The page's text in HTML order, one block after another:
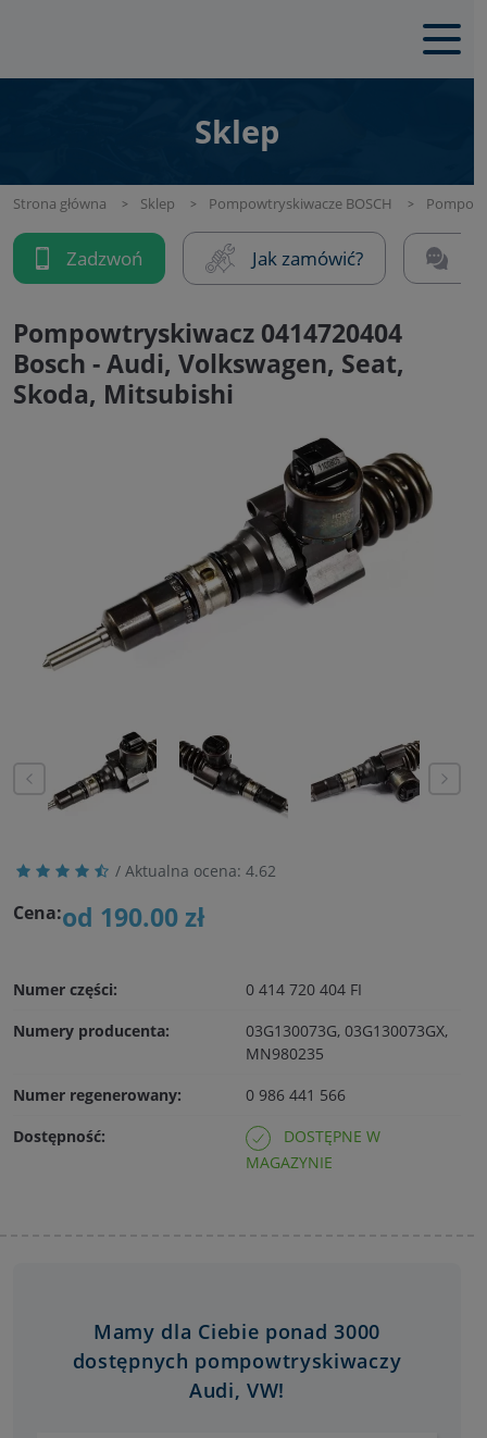
Sklep
Strona główna Sklep Pompowtryskiwacze BOSCH
Zadzwoń Jak zamówić?
Pompowtryskiwacz 0414720404
Bosch - Audi, Volkswagen, Seat,
Skoda, Mitsubishi
/ Aktualna ocena: 4.62
Cena:od 190.00 zł
Numer części:
0 414 720 404 FI
Numery producenta:
03G130073G, 03G130073GX,
MN980235
Numer regenerowany:
0 986 441 566
Dostępność:
DOSTĘPNE W
MAGAZYNIE
Mamy dla Ciebie ponad 3000
dostępnych pompowtryskiwaczy
Audi, VW!